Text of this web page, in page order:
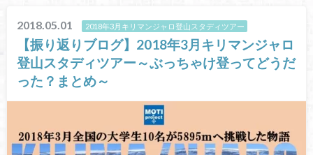
2018.05.01 2018年3月キリマンジャロ登山スタディツアー
【振り返りブログ】2018年3月キリマンジャロ
登山スタディツアー～ぶっちゃけ登ってどうだ
った？まとめ～